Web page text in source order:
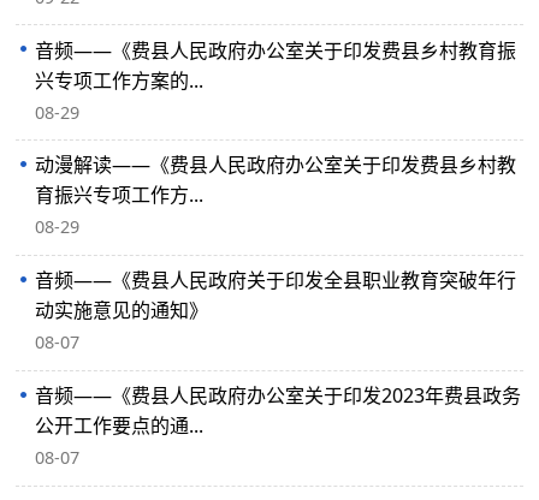
音频——《费县人民政府办公室关于印发费县乡村教育振
兴专项工作方案的...
08-29
动漫解读——《费县人民政府办公室关于印发费县乡村教
育振兴专项工作方...
08-29
音频——《费县人民政府关于印发全县职业教育突破年行
动实施意见的通知》
08-07
音频——《费县人民政府办公室关于印发2023年费县政务
公开工作要点的通...
08-07